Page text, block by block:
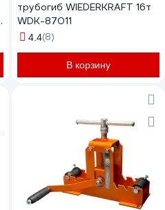
трубогиб WIEDERKRAFT 16т
WDK-87011
4.4(8)
В корзину